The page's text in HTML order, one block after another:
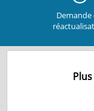
Demande